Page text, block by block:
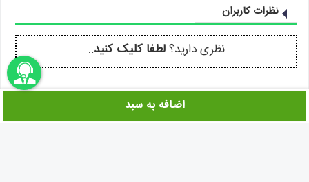
اضافه به سبد
نظرات کاربران
نظری دارید؟لطفا کلیک کنید..